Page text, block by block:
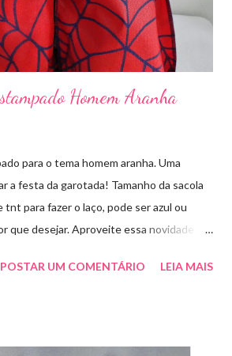
Homem Aranha
para o tema homem aranha. Uma
a festa da garotada! Tamanho da sacola
tnt para fazer o laço, pode ser azul ou
que desejar. Aproveite essa novidade e
POSTAR UM COMENTÁRIO LEIA MAIS